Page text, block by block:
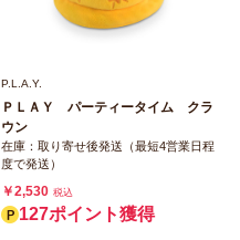
P.L.A.Y.
ＰＬＡＹ パーティータイム クラ
ウン
在庫：取り寄せ後発送（最短4営業日程
度で発送）
￥2,530 税込
127ポイント獲得